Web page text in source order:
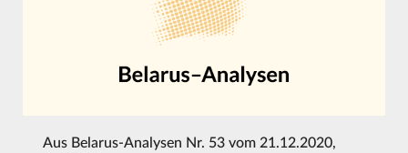
Aus Belarus-Analysen Nr. 53 vom 21.12.2020,